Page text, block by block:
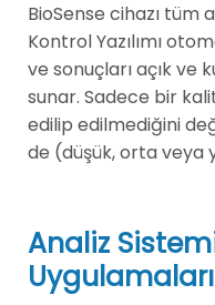
BioSense cihazı tüm
Kontrol Yazılımı
ve sonuçları açık ve
sunar. Sadece bir
edilip edilmediğini
de (düşük, orta veya
Analiz
Uygulamaları